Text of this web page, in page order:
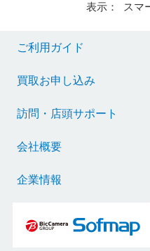
表示： スマ
ご利用ガイド
買取お申し込み
訪問・店頭サポート
会社概要
企業情報